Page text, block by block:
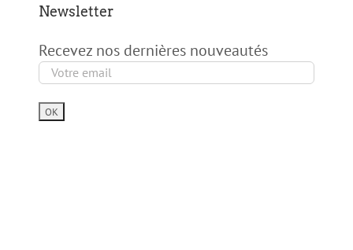
Newsletter
Recevez nos dernières nouveautés